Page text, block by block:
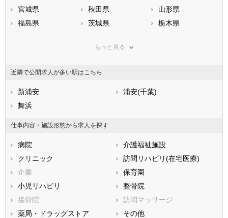
宮城県
秋田県
山形県
福島県
茨城県
栃木県
神奈川県
石川県
福井県
静岡県
滋賀県
広島県
徳島県
香川県
高知県
福岡県
熊本県
鹿児島県
もっと見る
近隣で公開求人が多い駅はこちら
新浦安
浦安(千葉)
舞浜
仕事内容・施設形態から求人を探す
病院
介護福祉施設
クリニック
訪問リハビリ(在宅医療)
企業
保育園
小児リハビリ
整骨院
接骨院
訪問マッサージ
薬局・ドラッグストア
その他